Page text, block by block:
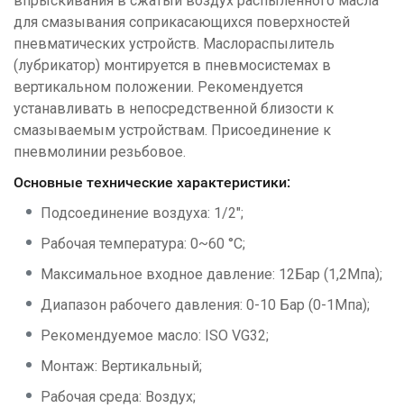
для смазывания соприкасающихся поверхностей
пневматических устройств. Маслораспылитель
(лубрикатор) монтируется в пневмосистемах в
вертикальном положении. Рекомендуется
устанавливать в непосредственной близости к
смазываемым устройствам. Присоединение к
пневмолинии резьбовое.
Основные технические характеристики:
Подсоединение воздуха: 1/2";
Рабочая температура: 0~60 °С;
Максимальное входное давление: 12Бар (1,2Мпа);
Диапазон рабочего давления: 0-10 Бар (0-1Мпа);
Рекомендуемое масло: ISO VG32;
Монтаж: Вертикальный;
Рабочая среда: Воздух;